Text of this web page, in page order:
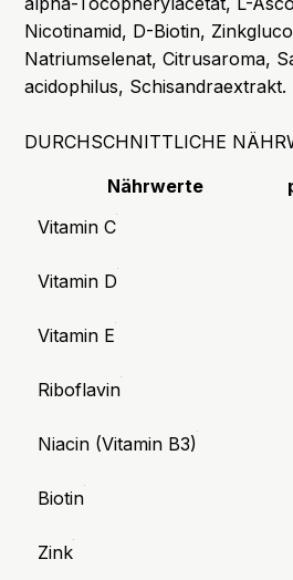
Nicotinamid, D-Biotin,
Natriumselenat, Citrusaroma,
acidophilus, Schisandraextrakt.
DURCHSCHNITTLICHE
Nährwerte
Vitamin C
Vitamin D
Vitamin E
Riboflavin
Niacin (Vitamin B3)
Biotin
Zink